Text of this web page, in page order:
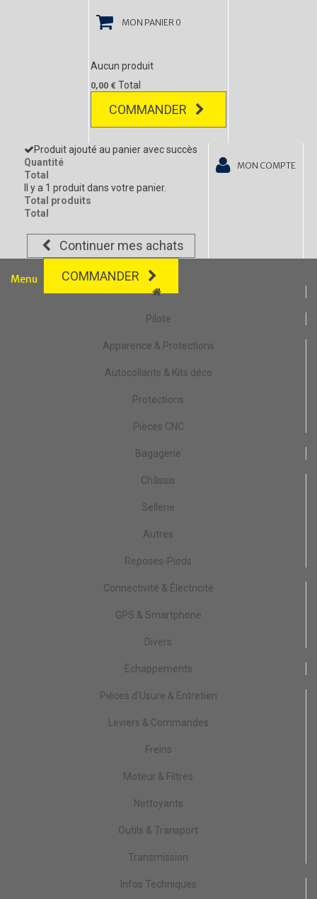
MON PANIER 0
Aucun produit
0,00 € Total
COMMANDER
Produit ajouté au panier avec succès
Quantité
Total
Il y a 1 produit dans votre panier.
Total produits
Total
Continuer mes achats
COMMANDER
MON COMPTE
Menu
Pilote
Apparence & Protections
Autocollants & Kits déco
Protections
Pièces CNC
Bagagerie
Châssis
Sellerie
Autres
Reposes-Pieds
Connectivité & Électricité
GPS & Smartphone
Divers
Échappements
Pièces d'Usure & Entretien
Leviers & Commandes
Freins
Moteur & Filtres
Nettoyants
Outils & Transport
Transmission
Infos Techniques